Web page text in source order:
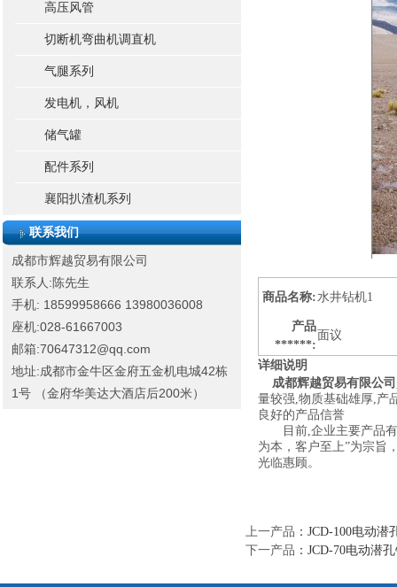
高压风管
切断机弯曲机调直机
气腿系列
发电机，风机
储气罐
配件系列
襄阳扒渣机系列
联系我们
成都市辉越贸易有限公司
联系人:陈先生
手机: 18599958666 13980036008
座机:028-61667003
邮箱:70647312@qq.com
地址:成都市金牛区金府五金机电城42栋
1号 （金府华美达大酒店后200米）
商品名称:水井钻机1
产品
******:
面议
详细说明
成都辉越贸易有限公司
量较强,物质基础雄厚,产
良好的产品信誉
目前,企业主要产品有
为本，客户至上”为宗旨
光临惠顾。
上一产品 ： JCD-100电动潜
下一产品 ： JCD-70电动潜